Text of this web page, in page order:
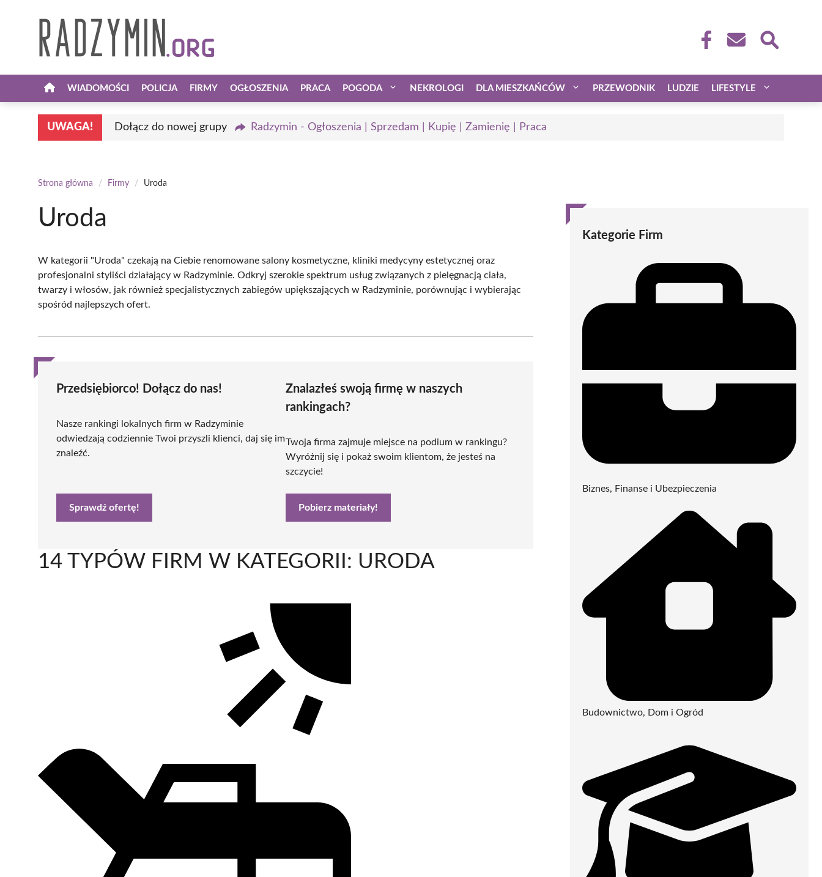
WIADOMOŚCI POLICJA FIRMY OGŁOSZENIA PRACA POGODA NEKROLOGI DLA MIESZKAŃCÓW PRZEWODNIK LUDZIE LIFESTYLE
UWAGA! Dołącz do nowej grupy Radzymin - Ogłoszenia | Sprzedam | Kupię | Zamienię | Praca
Strona główna / Firmy / Uroda
Uroda
W kategorii "Uroda" czekają na Ciebie renomowane salony kosmetyczne, kliniki medycyny estetycznej oraz
profesjonalni styliści działający w Radzyminie. Odkryj szerokie spektrum usług związanych z pielęgnacją ciała,
twarzy i włosów, jak również specjalistycznych zabiegów upiększających w Radzyminie, porównując i wybierając
spośród najlepszych ofert.
Przedsiębiorco! Dołącz do nas!
Nasze rankingi lokalnych firm w Radzyminie
odwiedzają codziennie Twoi przyszli klienci, daj się im
znaleźć.
Sprawdź ofertę!
Znalazłeś swoją firmę w naszych
rankingach?
Twoja firma zajmuje miejsce na podium w rankingu?
Wyróżnij się i pokaż swoim klientom, że jesteś na
szczycie!
Pobierz materiały!
14 TYPÓW FIRM W KATEGORII: URODA
Kategorie Firm
Biznes, Finanse i Ubezpieczenia
Budownictwo, Dom i Ogród